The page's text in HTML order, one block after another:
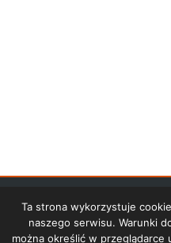
Ta strona wykorzystuje
naszego serwisu. Warunki
można określić w przeglądarce